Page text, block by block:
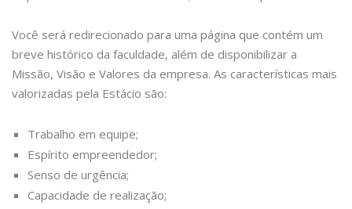
Você será redirecionado para uma página que contém um
breve histórico da faculdade, além de disponibilizar a
Missão, Visão e Valores da empresa. As características mais
valorizadas pela Estácio são:
Trabalho em equipe;
Espírito empreendedor;
Senso de urgência;
Capacidade de realização;